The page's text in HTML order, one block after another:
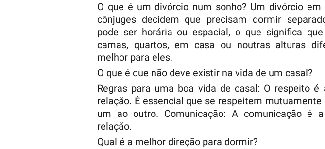
O que é um divórcio num sonho? Um divórcio em
cônjuges decidem que precisam dormir
pode ser horária ou espacial, o que significa
camas, quartos, em casa ou noutras alturas
melhor para eles.
O que é que não deve existir na vida de um casal?
Regras para uma boa vida de casal: O respeito é
relação. É essencial que se respeitem
um ao outro. Comunicação: A comunicação é
relação.
Qual é a melhor direção para dormir?